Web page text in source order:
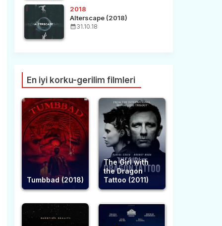
2018
Alterscape (2018)
31.10.18
En iyi korku-gerilim filmleri
Tumbbad (2018)
The Girl with
the Dragon
Tattoo (2011)